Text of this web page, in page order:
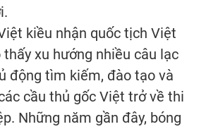
kiều nhận quốc tịch Việt
xu hướng nhiều câu lạc
động tìm kiếm, đào tạo và
cầu thủ gốc Việt trở về thi
Những năm gần đây, bóng